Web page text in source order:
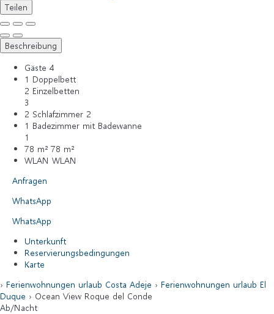
Teilen
Beschreibung
Gäste 4
1 Doppelbett
2 Einzelbetten
3
2 Schlafzimmer 2
1 Badezimmer mit Badewanne
1
78 m² 78 m²
WLAN WLAN
Anfragen
WhatsApp
WhatsApp
Unterkunft
Reservierungsbedingungen
Karte
› Ferienwohnungen urlaub Costa Adeje › Ferienwohnungen urlaub El
Duque › Ocean View Roque del Conde
Ab/Nacht